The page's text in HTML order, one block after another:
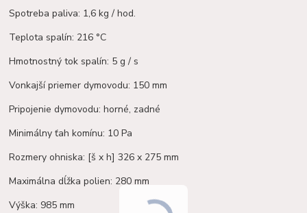
Spotreba paliva: 1,6 kg / hod.
Teplota spalín: 216 °C
Hmotnostný tok spalín: 5 g / s
Vonkajší priemer dymovodu: 150 mm
Pripojenie dymovodu: horné, zadné
Minimálny ťah komínu: 10 Pa
Rozmery ohniska: [š x h] 326 x 275 mm
Maximálna dĺžka polien: 280 mm
Výška: 985 mm